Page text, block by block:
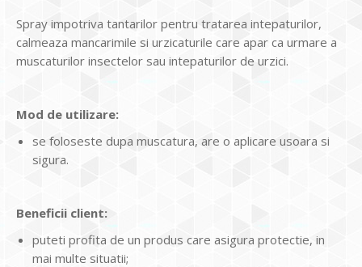
Spray impotriva tantarilor pentru tratarea intepaturilor,
calmeaza mancarimile si urzicaturile care apar ca urmare a
muscaturilor insectelor sau intepaturilor de urzici.
Mod de utilizare:
se foloseste dupa muscatura, are o aplicare usoara si
sigura.
Beneficii client:
puteti profita de un produs care asigura protectie, in
mai multe situatii;